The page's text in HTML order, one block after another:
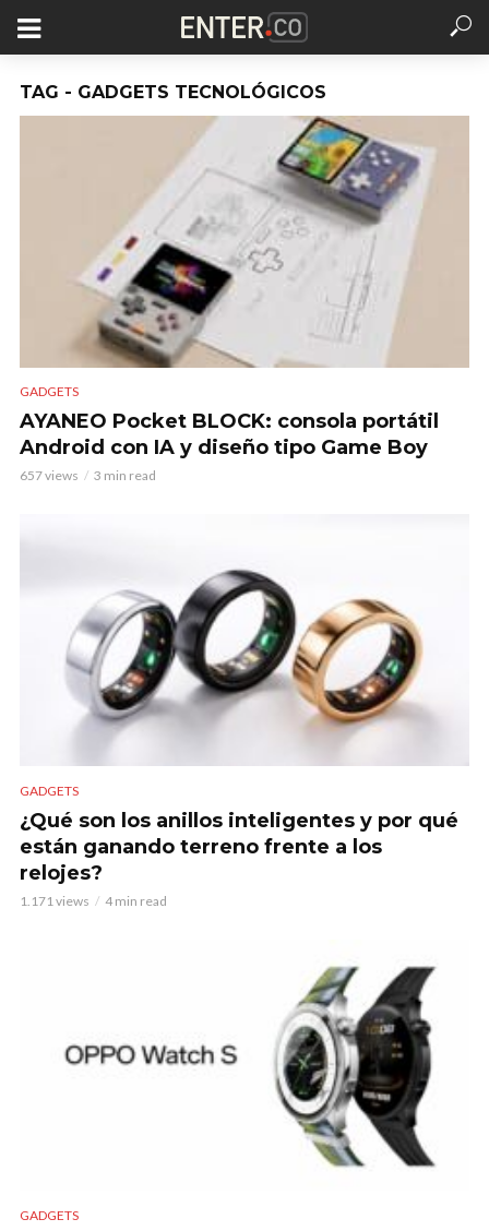
TAG - GADGETS TECNOLÓGICOS
GADGETS
AYANEO Pocket BLOCK: consola portátil
Android con IA y diseño tipo Game Boy
657 views 3 min read
GADGETS
¿Qué son los anillos inteligentes y por qué
están ganando terreno frente a los
relojes?
1.171 views 4 min read
GADGETS